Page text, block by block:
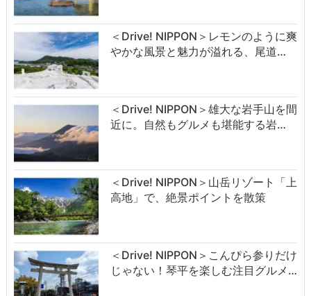
＜Drive! NIPPON＞レモンのように爽
やかな風景と魅力が溢れる、尾道…
＜Drive! NIPPON＞雄大な岩手山を間
近に。自然もグルメも堪能する岩…
＜Drive! NIPPON＞山岳リゾート「上
高地」で、絶景ポイントを散策
＜Drive! NIPPON＞こんぴら参りだけ
じゃない！琴平を楽しむ注目グルメ…